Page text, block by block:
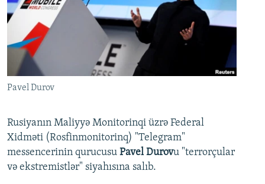
Pavel Durov
Rusiyanın Maliyyə Monitorinqi üzrə Federal
Xidməti (Rosfinmonitorinq) "Telegram"
messencerinin qurucusu Pavel Durovu "terrorçular
və ekstremistlər" siyahısına salıb.